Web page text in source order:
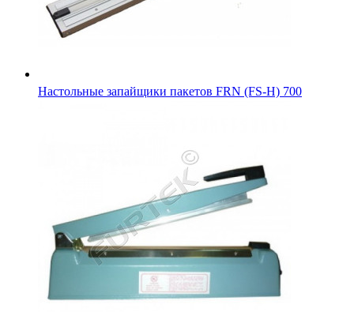
Настольные запайщики пакетов FRN (FS-H) 700